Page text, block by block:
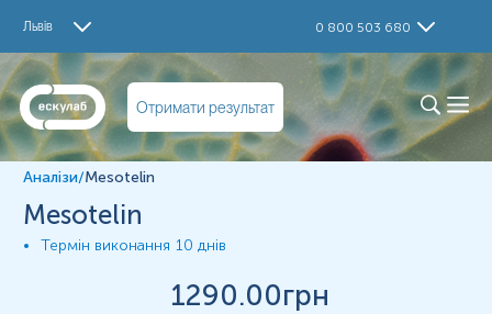
Львів 0 800 503 680
Отримати результат
Mesotelin
Матеріал
Парафінові блоки
вимірювань можуть змінюватися у відповідності до зміни
тест-систем.
Аналізи/Mesotelin
Mesotelin
Термін виконання 10 днів
1290.00грн